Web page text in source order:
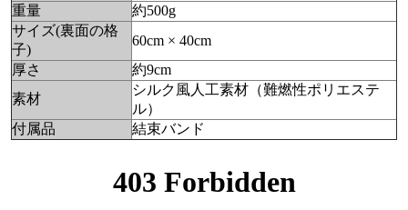
重量
約500g
サイズ(裏面の格
子)
60cm × 40cm
厚さ
約9cm
素材
シルク風人工素材（難燃性ポリエステ
ル）
付属品
結束バンド